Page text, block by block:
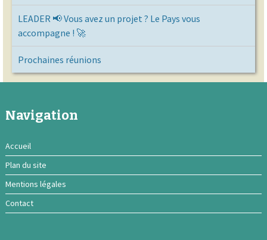
LEADER 📢 Vous avez un projet ? Le Pays vous
accompagne ! 🚀
Prochaines réunions
Navigation
Accueil
Plan du site
Mentions légales
Contact